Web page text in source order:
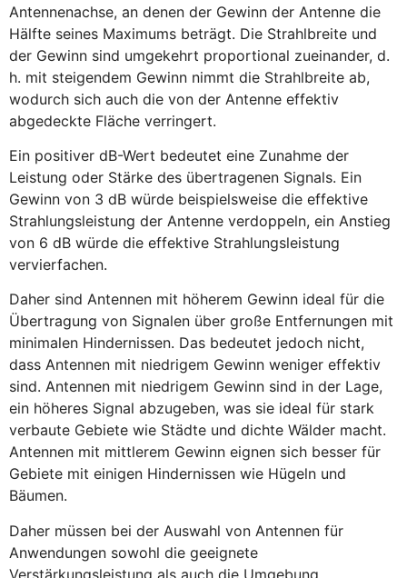
Antennenachse, an denen der Gewinn der Antenne die
Hälfte seines Maximums beträgt. Die Strahlbreite und
der Gewinn sind umgekehrt proportional zueinander, d.
h. mit steigendem Gewinn nimmt die Strahlbreite ab,
wodurch sich auch die von der Antenne effektiv
abgedeckte Fläche verringert.
Ein positiver dB-Wert bedeutet eine Zunahme der
Leistung oder Stärke des übertragenen Signals. Ein
Gewinn von 3 dB würde beispielsweise die effektive
Strahlungsleistung der Antenne verdoppeln, ein Anstieg
von 6 dB würde die effektive Strahlungsleistung
vervierfachen.
Daher sind Antennen mit höherem Gewinn ideal für die
Übertragung von Signalen über große Entfernungen mit
minimalen Hindernissen. Das bedeutet jedoch nicht,
dass Antennen mit niedrigem Gewinn weniger effektiv
sind. Antennen mit niedrigem Gewinn sind in der Lage,
ein höheres Signal abzugeben, was sie ideal für stark
verbaute Gebiete wie Städte und dichte Wälder macht.
Antennen mit mittlerem Gewinn eignen sich besser für
Gebiete mit einigen Hindernissen wie Hügeln und
Bäumen.
Daher müssen bei der Auswahl von Antennen für
Anwendungen sowohl die geeignete
Verstärkungsleistung als auch die Umgebung